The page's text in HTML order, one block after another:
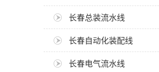
长春总装流水线
长春自动化装配线
长春电气流水线